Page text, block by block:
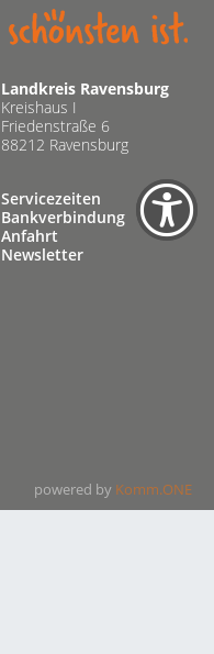
Landkreis Ravensburg
Kreishaus I
Friedenstraße 6
88212 Ravensburg
Servicezeiten
Bankverbindung
Anfahrt
Newsletter
powered by Komm.ONE